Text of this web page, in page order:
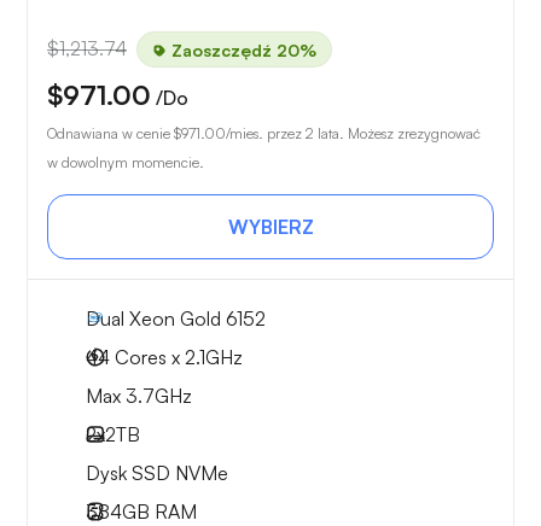
$1,213.74 Zaoszczędź 20%
$971.00 /Do
Odnawiana w cenie $971.00/mies. przez 2 lata. Możesz zrezygnować
w dowolnym momencie.
WYBIERZ
Dual Xeon Gold 6152
44 Cores x 2.1GHz
Max 3.7GHz
2x2TB
Dysk SSD NVMe
384GB RAM